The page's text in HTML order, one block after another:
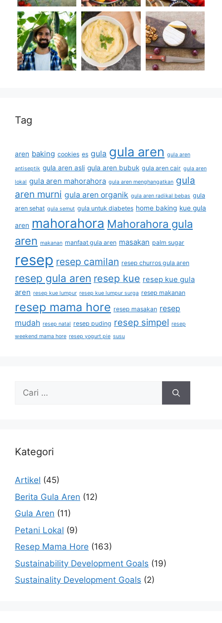
Tag
aren baking cookies es gula gula aren gula aren
antiseptik gula aren asli gula aren bubuk gula aren cair gula aren
lokal gula aren mahorahora gula aren menghangatkan gula
aren murni gula aren organik gula aren radikal bebas gula
aren sehat gula semut gula untuk diabetes home baking kue gula
aren mahorahora Mahorahora gula
aren makanan manfaat gula aren masakan palm sugar
resep resep camilan resep churros gula aren
resep gula aren resep kue resep kue gula
aren resep kue lumpur resep kue lumpur surga resep makanan
resep mama hore resep masakan resep
mudah resep natal resep puding resep simpel resep
weekend mama hore resep yogurt pie susu
Kategori
Artikel (45)
Berita Gula Aren (12)
Gula Aren (11)
Petani Lokal (9)
Resep Mama Hore (163)
Sustainability Development Goals (19)
Sustainality Development Goals (2)